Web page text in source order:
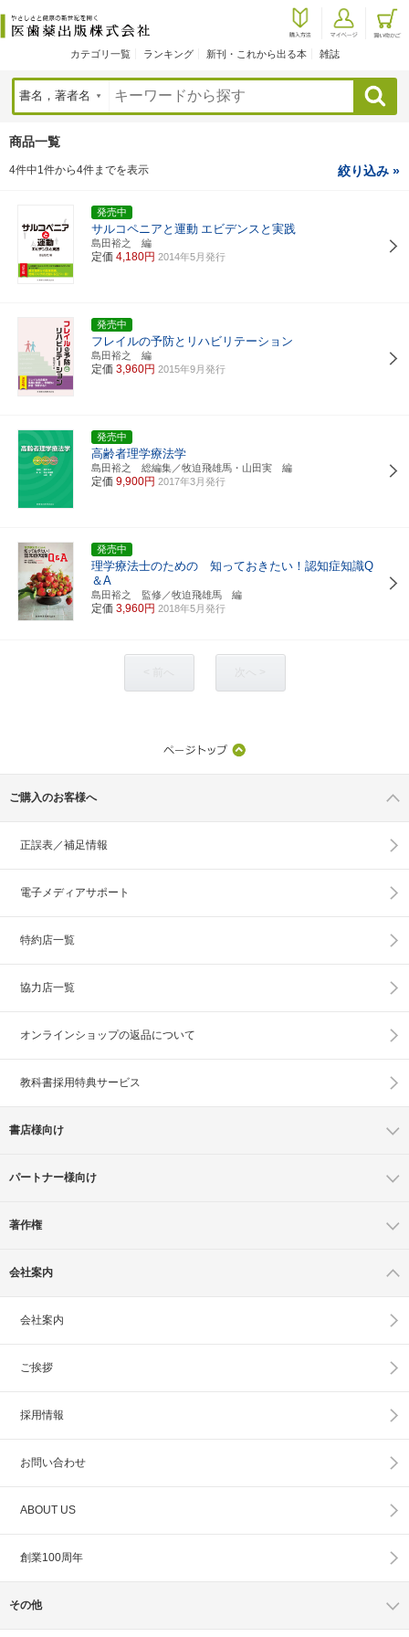
カテゴリ一覧 ランキング 新刊・これから出る本 雑誌
検索
商品一覧
4件中1件から4件までを表示 絞り込み »
発売中
サルコペニアと運動 エビデンスと実践
島田裕之 編
定価 4,180円 2014年5月発行
発売中
フレイルの予防とリハビリテーション
島田裕之 編
定価 3,960円 2015年9月発行
発売中
高齢者理学療法学
島田裕之 総編集／牧迫飛雄馬・山田実 編
定価 9,900円 2017年3月発行
発売中
理学療法士のための 知っておきたい！認知症知識Q
＆A
島田裕之 監修／牧迫飛雄馬 編
定価 3,960円 2018年5月発行
ご購入のお客様へ
正誤表／補足情報
電子メディアサポート
特約店一覧
協力店一覧
オンラインショップの返品について
教科書採用特典サービス
書店様向け
パートナー様向け
著作権
会社案内
会社案内
ご挨拶
採用情報
お問い合わせ
ABOUT US
創業100周年
その他